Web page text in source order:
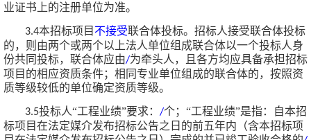
业证书上的注册单位为准。
3.4本招标项目 不接受联合体投标。招标人接受联合体投标
的，则由两个或两个以上法人单位组成联合体以一个投标人身
份共同投标，联合体应由/为牵头人，且各方均应具备承担招标
项目的相应资质条件；相同专业单位组成的联合体的，按照资
质等级较低的单位确定资质等级。
3.5投标人“工程业绩”要求： /个； “工程业绩”是指：自本招
标项目在法定媒介发布招标公告之日的前五年内（含本招标项